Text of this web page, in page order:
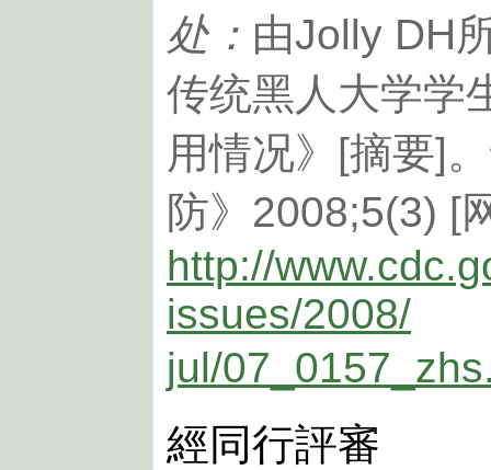
处： 由Jolly DH
传统黑人大学学
用情况》[摘要]
防》2008;5(3) [
http://
issues/2008/
jul/
經同行評審